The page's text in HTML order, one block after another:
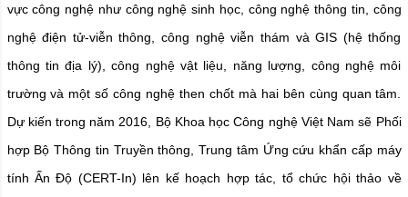
vực công nghệ như công nghệ sinh học, công nghệ thông tin, công
nghệ điện tử-viễn thông, công nghệ viễn thám và GIS (hệ thống
thông tin địa lý), công nghệ vật liệu, năng lượng, công nghệ môi
trường và một số công nghệ then chốt mà hai bên cùng quan tâm.
Dự kiến trong năm 2016, Bộ Khoa học Công nghệ Việt Nam sẽ Phối
hợp Bộ Thông tin Truyền thông, Trung tâm Ứng cứu khẩn cấp máy
tính Ấn Độ (CERT-In) lên kế hoạch hợp tác, tổ chức hội thảo về